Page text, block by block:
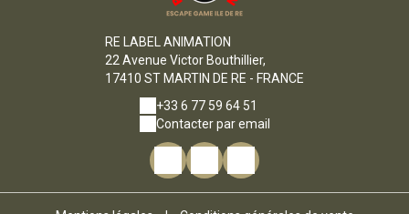
RE LABEL ANIMATION
22 Avenue Victor Bouthillier,
17410 ST MARTIN DE RE - FRANCE
+33 6 77 59 64 51
Contacter par email